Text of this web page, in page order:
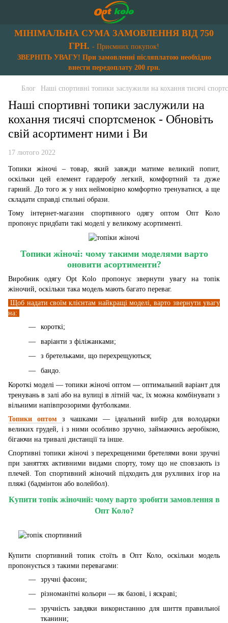
МІНІМАЛЬНА СУМА ЗАМОВЛЕННЯ ВІД 750
ГРН. - Приємних покупок!
ЗВЕРНІТЬ УВАГУ! При замовленні післяплатою необхідно
внести передоплату 200 грн.
Блог Наші спортивні топики заслужили на кохання тисячі
Наші спортивні топики заслужили на
кохання тисячі спортсменок - Обновіть
свій асортимент ними і Ви
17 лютого 2022
Топики жіночі – товар, який завжди матиме великий попит,
оскільки цей елемент гардеробу легкий, комфортний та дуже
гарний. До того ж у них неймовірно комфортно тренуватися, а ще
складати справді стильні образи.
Тому інтернет-магазин спортивного одягу оптом Опт Коло
пропонує придбати такі моделі у великому асортименті.
Топики жіночі: чому такими моделями варто
оновити асортименти?
Виробник одягу Opt Kolo пропонує звернути увагу на топік
жіночий, оскільки така модель мають багато переваг.
Щоб надати своїм клієнтам найкращі моделі, варто звернути увагу
на:
короткі;
варіанти з філіжанками;
з бретельками, що перехрещуються;
бандо.
Короткі моделі — топики жіночі оптом — оптимальний варіант для
тренувань в залі або на вулиці в літній час, їх можна комбінувати з
вільними напівпрозорими футболками.
Топики оптом з чашками — ідеальний вибір для володарки
великих грудей, і з ними особливо зручно, займаючись аеробікою,
бігаючи на тривалі дистанції та інше.
Спортивні топики жіночі з перехрещеними бретелями вони зручні
при заняттях активними видами спорту, тому що не сповзають із
плечей. Топ спортивний жіночий підходить для рухливих ігор на
пляжі (бадмінтон або волейбол).
Купити топік жіночий: чому варто зробити замовлення в
Опт Коло?
Купити спортивний топик стоїть в Опт Коло, оскільки модель
пропонується з такими перевагами:
зручні фасони;
різноманітні кольори — як базові, і яскраві;
зручність завдяки використанню для шиття правильної
тканини;